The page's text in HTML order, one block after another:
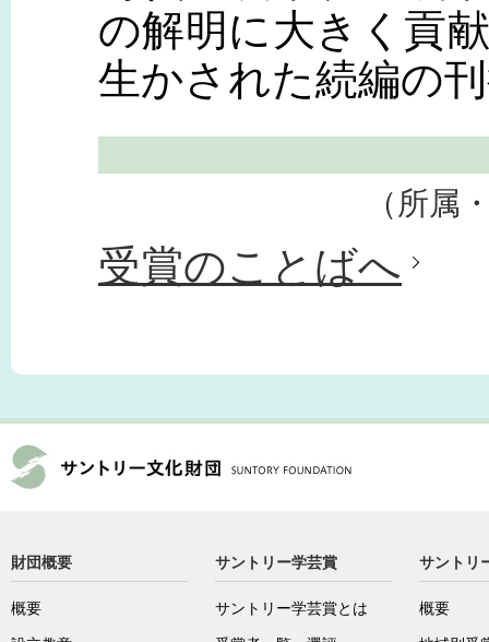
の解明に大きく貢
生かされた続編の
（所属
受賞のことばへ
財団概要
概要
サントリー学芸賞
サントリー学芸賞とは
サントリ
概要